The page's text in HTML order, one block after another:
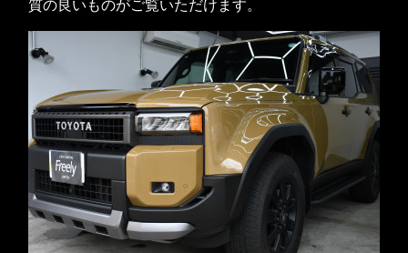
質の良いものがご覧いただけます。